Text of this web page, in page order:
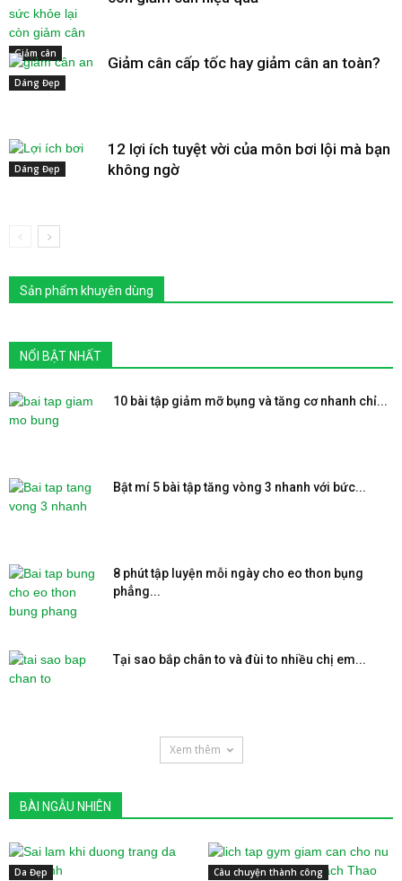
Giảm cân
Dáng Đẹp
Giảm cân cấp tốc hay giảm cân an toàn?
Dáng Đẹp
12 lợi ích tuyệt vời của môn bơi lội mà bạn
không ngờ
Sản phẩm khuyên dùng
NỔI BẬT NHẤT
10 bài tập giảm mỡ bụng và tăng cơ nhanh chỉ...
Bật mí 5 bài tập tăng vòng 3 nhanh với bức...
8 phút tập luyện mỗi ngày cho eo thon bụng
phẳng...
Tại sao bắp chân to và đùi to nhiều chị em...
Xem thêm
BÀI NGẪU NHIÊN
Da Đẹp Câu chuyện thành công